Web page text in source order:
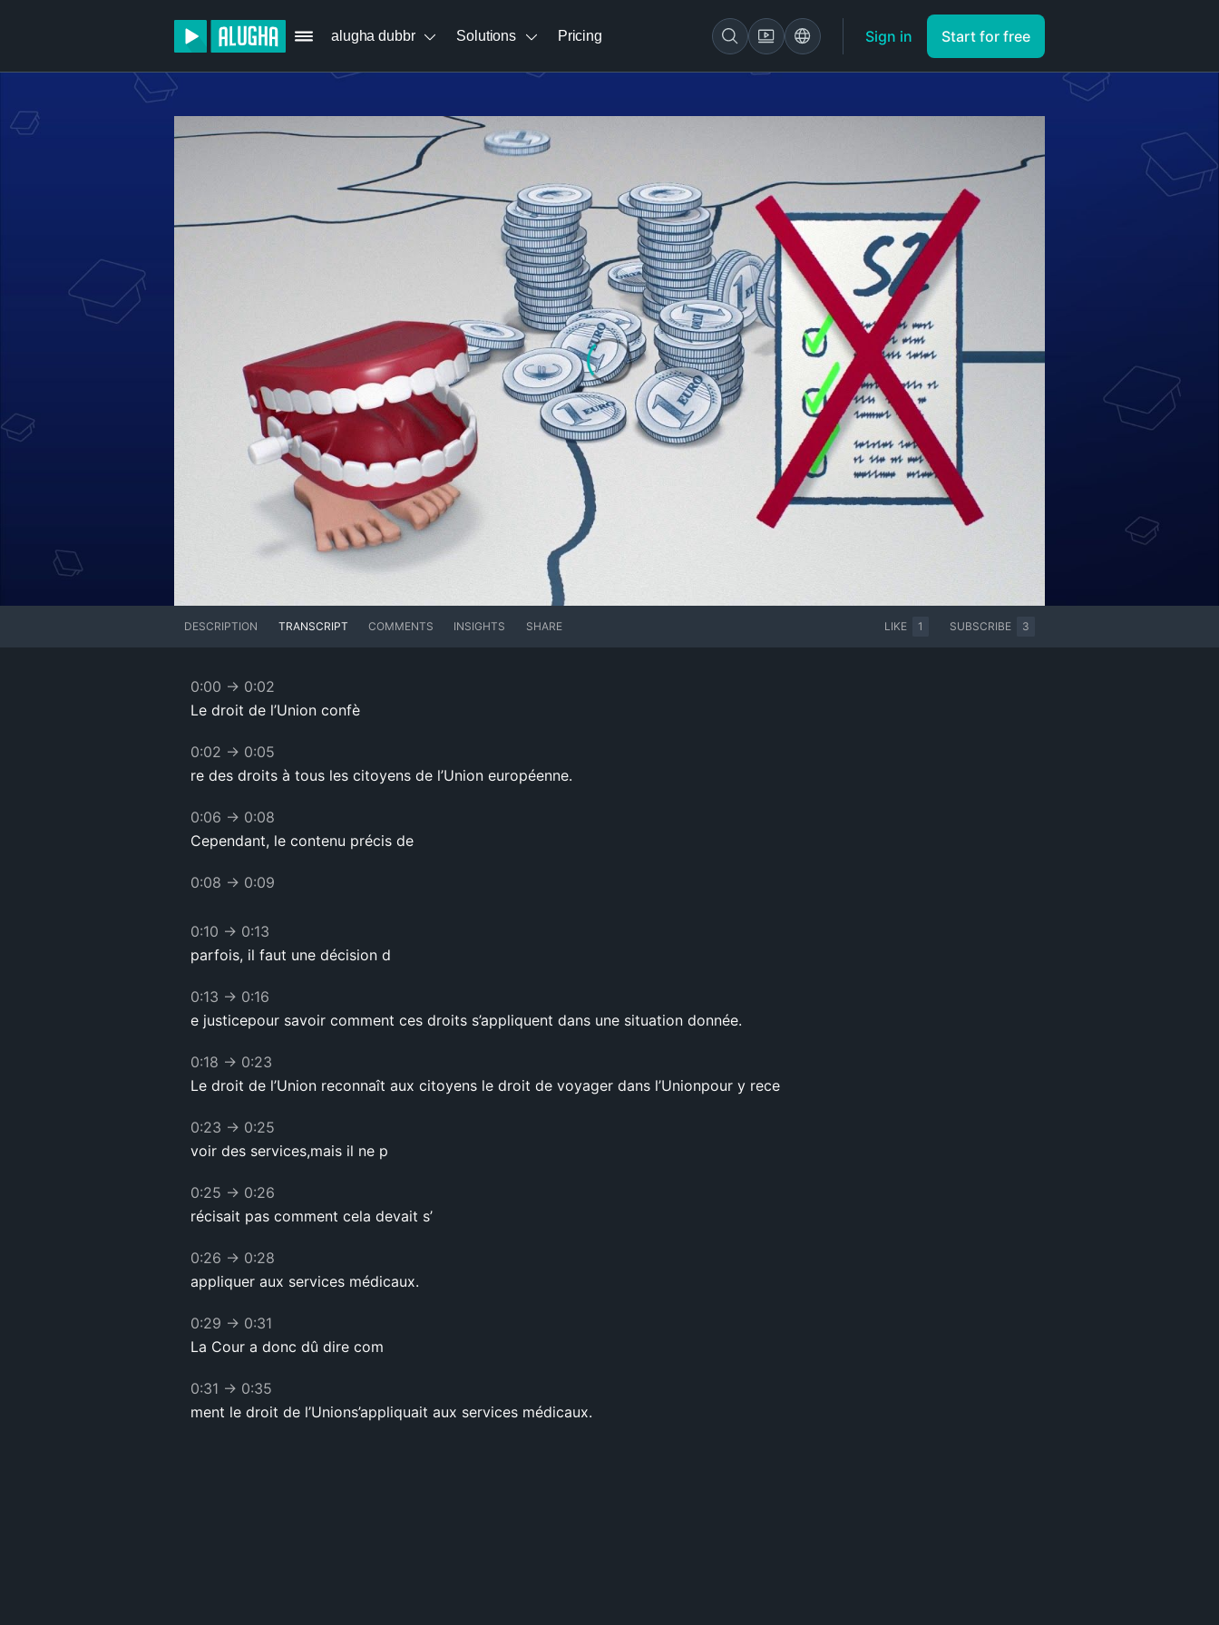
alugha dubbr Solutions Pricing Sign in Start for free
DESCRIPTION TRANSCRIPT COMMENTS INSIGHTS SHARE LIKE 1 SUBSCRIBE 3
0:00 → 0:02
Le droit de l’Union confè
0:02 → 0:05
re des droits à tous les citoyens de l’Union européenne.
0:06 → 0:08
Cependant, le contenu précis de
0:08 → 0:09
0:10 → 0:13
parfois, il faut une décision d
0:13 → 0:16
e justicepour savoir comment ces droits s’appliquent dans une situation donnée.
0:18 → 0:23
Le droit de l’Union reconnaît aux citoyens le droit de voyager dans l’Unionpour y rece
0:23 → 0:25
voir des services,mais il ne p
0:25 → 0:26
récisait pas comment cela devait s’
0:26 → 0:28
appliquer aux services médicaux.
0:29 → 0:31
La Cour a donc dû dire com
0:31 → 0:35
ment le droit de l’Unions’appliquait aux services médicaux.